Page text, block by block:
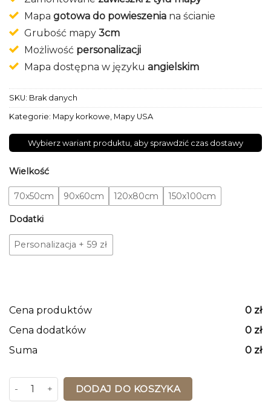
Mapa gotowa do powieszenia na ścianie
Grubość mapy 3cm
Możliwość personalizacji
Mapa dostępna w języku angielskim
SKU: Brak danych
Kategorie: Mapy korkowe Mapy USA
Wybierz wariant produktu, aby sprawdzić czas dostawy
Wielkość
70x50cm 90x60cm 120x80cm 150x100cm
Dodatki
Personalizacja + 59 zł
Cena produktów 0 zł
Cena dodatków
0 zł
Suma
0 zł
ilość Mapa Korkowa USA Black And Silver Moon
DODAJ DO KOSZYKA